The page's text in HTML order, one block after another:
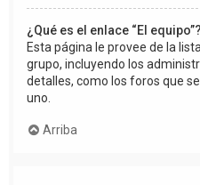
¿Qué es el enlace “El equipo”?
Esta página le provee de la
grupo, incluyendo los
detalles, como los foros que
uno.
Arriba